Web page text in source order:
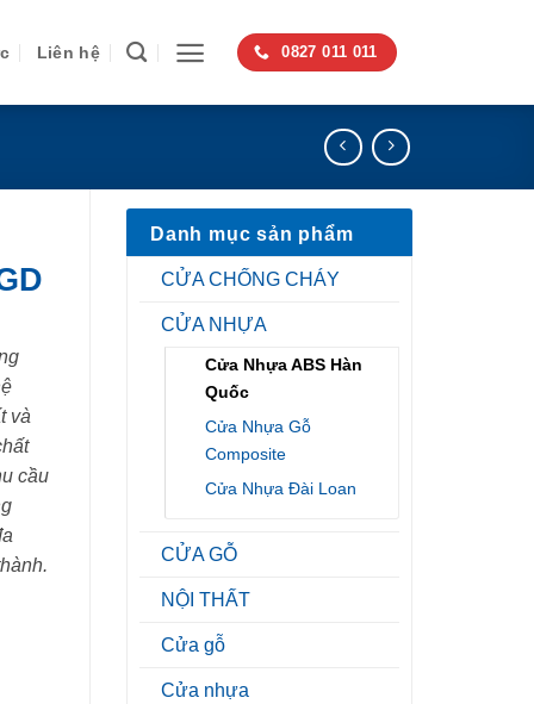
Liên hệ 0827 011 011
Danh mục sản phẩm
CỬA CHỐNG CHÁY
CỬA NHỰA
Cửa Nhựa ABS Hàn
Quốc
Cửa Nhựa Gỗ
Composite
Cửa Nhựa Đài Loan
CỬA GỖ
NỘI THẤT
Cửa gỗ
Cửa nhựa
và
cầu